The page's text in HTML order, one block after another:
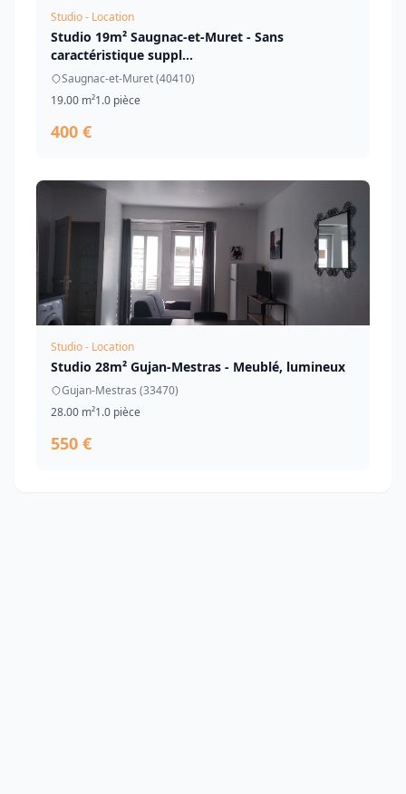
Studio - Location
Studio 19m² Saugnac-et-Muret - Sans
caractéristique suppl...
Saugnac-et-Muret (40410)
19.00 m²1.0 pièce
400 €
Studio - Location
Studio 28m² Gujan-Mestras - Meublé, lumineux
Gujan-Mestras (33470)
28.00 m²1.0 pièce
550 €